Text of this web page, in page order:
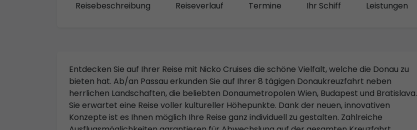
Reisebeschreibung Reiseverlauf Termine Ihr Schiff Leistungen
Entdecken Sie auf Ihrer Reise mit Nicko Cruises die schöne Vielfalt, welche die Donau zu
bieten hat. Ab/an Passau erkunden Sie auf Ihrer 8 tägigen Donaukreuzfahrt neben
herrlichen Landschaften, die beliebten Donaumetropolen Wien, Budapest und Bratislava.
Sie erwartet eine Reise voller kultureller Höhepunkte. Dank der neuen, innovativen
Konzepte ist es Ihnen möglich Ihre Reise ganz individuell zu gestalten. Zahlreiche